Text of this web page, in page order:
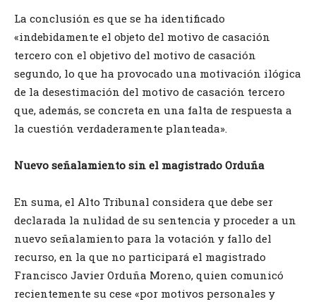
La conclusión es que se ha identificado
«indebidamente el objeto del motivo de casación
tercero con el objetivo del motivo de casación
segundo, lo que ha provocado una motivación ilógica
de la desestimación del motivo de casación tercero
que, además, se concreta en una falta de respuesta a
la cuestión verdaderamente planteada».
Nuevo señalamiento sin el magistrado Orduña
En suma, el Alto Tribunal considera que debe ser
declarada la nulidad de su sentencia y proceder a un
nuevo señalamiento para la votación y fallo del
recurso, en la que no participará el magistrado
Francisco Javier Orduña Moreno, quien comunicó
recientemente su cese «por motivos personales y